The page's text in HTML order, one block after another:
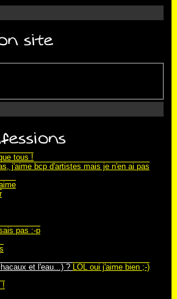
tous !
j'aime bcp d'artistes mais je n'en ai pas
pas :-p
et l'eau...) ? LOL oui j'aime bien ;-)
!